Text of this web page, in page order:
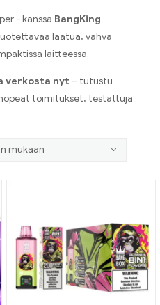
- kanssa BangKing
laatua, vahva
laitteessa.
verkosta nyt – tutustu
toimitukset, testattuja